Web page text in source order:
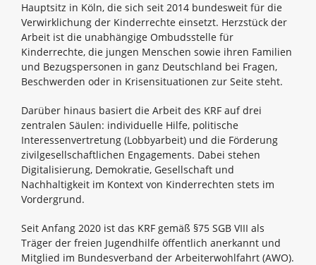
Hauptsitz in Köln, die sich seit 2014 bundesweit für die
Verwirklichung der Kinderrechte einsetzt. Herzstück der
Arbeit ist die unabhängige Ombudsstelle für
Kinderrechte, die jungen Menschen sowie ihren Familien
und Bezugspersonen in ganz Deutschland bei Fragen,
Beschwerden oder in Krisensituationen zur Seite steht.
Darüber hinaus basiert die Arbeit des KRF auf drei
zentralen Säulen: individuelle Hilfe, politische
Interessenvertretung (Lobbyarbeit) und die Förderung
zivilgesellschaftlichen Engagements. Dabei stehen
Digitalisierung, Demokratie, Gesellschaft und
Nachhaltigkeit im Kontext von Kinderrechten stets im
Vordergrund.
Seit Anfang 2020 ist das KRF gemäß §75 SGB VIII als
Träger der freien Jugendhilfe öffentlich anerkannt und
Mitglied im Bundesverband der Arbeiterwohlfahrt (AWO).